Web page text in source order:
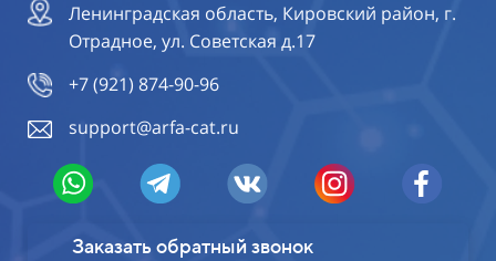
Ленинградская область, Кировский район, г.
Отрадное, ул. Советская д.17
+7 (921) 874-90-96
support@arfa-cat.ru
Заказать обратный звонок